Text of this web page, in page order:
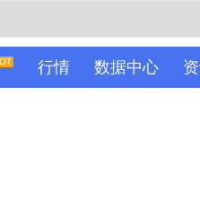
行情 数据中心